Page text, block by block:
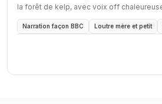
la forêt de kelp, avec voix off
timeline.
Narration façon BBC Loutre mère et petit